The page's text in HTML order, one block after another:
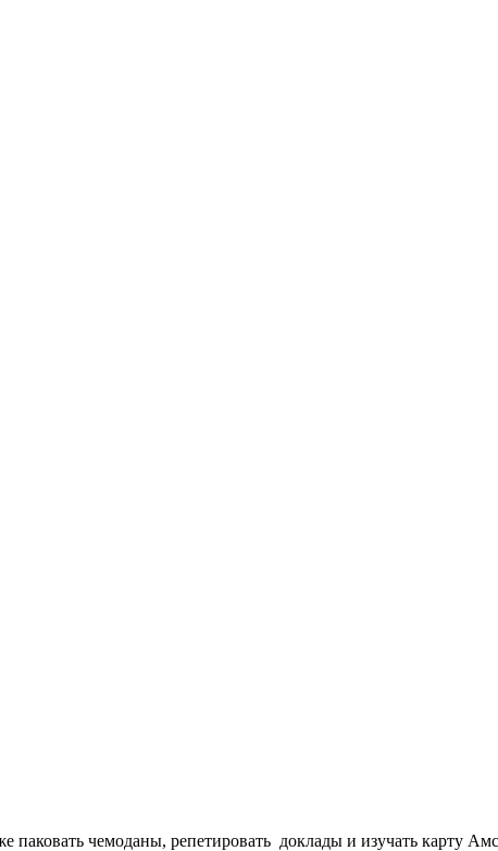
чемоданы, репетировать доклады и изучать карту